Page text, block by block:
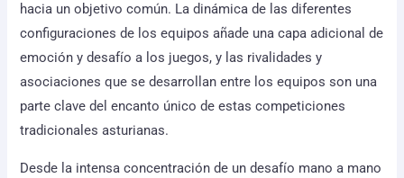
hacia un objetivo común. La dinámica de las diferentes
configuraciones de los equipos añade una capa adicional de
emoción y desafío a los juegos, y las rivalidades y
asociaciones que se desarrollan entre los equipos son una
parte clave del encanto único de estas competiciones
tradicionales asturianas.
Desde la intensa concentración de un desafío mano a mano